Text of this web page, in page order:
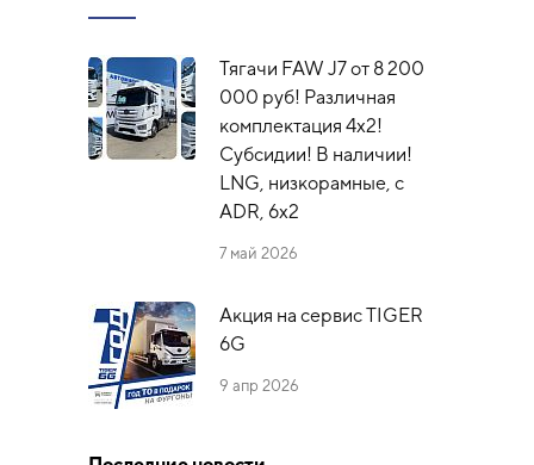
Тягачи FAW J7 от 8 200
000 руб! Различная
комплектация 4х2!
Субсидии! В наличии!
LNG, низкорамные, с
ADR, 6x2
7 май 2026
Акция на сервис TIGER
6G
9 апр 2026